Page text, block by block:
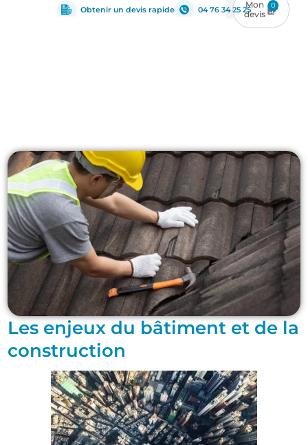
Obtenir un devis rapide 04 76 34 25 25 0
Architecture,Infrastructure,Management du
BIM,MEP ,Structure
Les enjeux du bâtiment et de la
construction